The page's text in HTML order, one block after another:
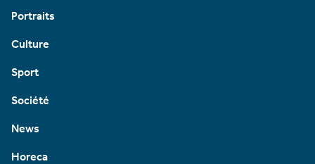
Portraits
Culture
Sport
Société
News
Horeca